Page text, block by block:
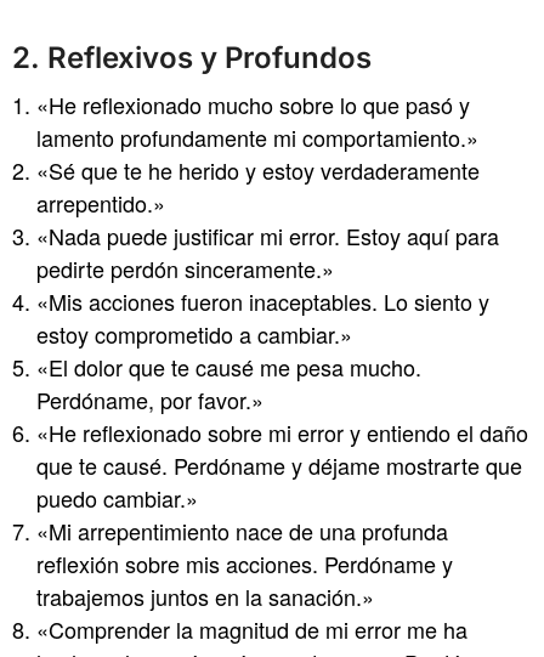
2. Reflexivos y Profundos
«He reflexionado mucho sobre lo que pasó y
lamento profundamente mi comportamiento.»
«Sé que te he herido y estoy verdaderamente
arrepentido.»
«Nada puede justificar mi error. Estoy aquí para
pedirte perdón sinceramente.»
«Mis acciones fueron inaceptables. Lo siento y
estoy comprometido a cambiar.»
«El dolor que te causé me pesa mucho.
Perdóname, por favor.»
«He reflexionado sobre mi error y entiendo el daño
que te causé. Perdóname y déjame mostrarte que
puedo cambiar.»
«Mi arrepentimiento nace de una profunda
reflexión sobre mis acciones. Perdóname y
trabajemos juntos en la sanación.»
«Comprender la magnitud de mi error me ha